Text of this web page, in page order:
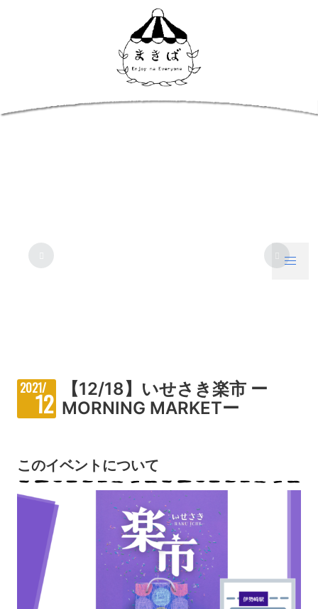
2021/
12
【12/18】いせさき楽市 ー
MORNING MARKETー
このイベントについて